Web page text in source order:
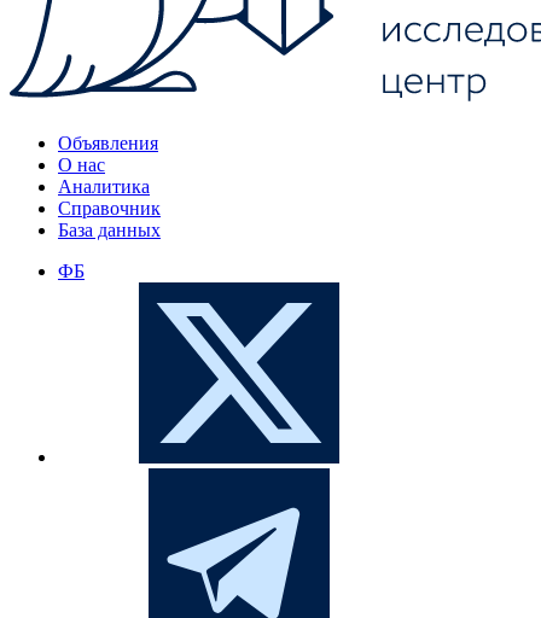
Объявления
О нас
Аналитика
Справочник
База данных
ФБ